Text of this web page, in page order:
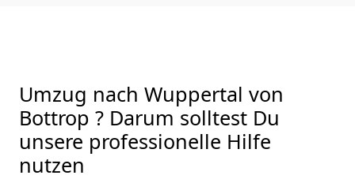
Umzug nach Wuppertal von
Bottrop ? Darum solltest Du
unsere professionelle Hilfe
nutzen